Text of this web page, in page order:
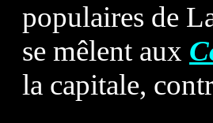
populaires de
se mêlent aux
la capitale,